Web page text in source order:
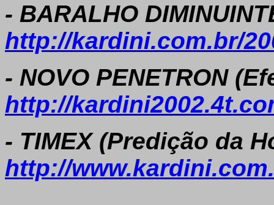
- BARALHO
http://kardini.com.br/
- NOVO PENETRON
http://
- TIMEX (Predição da
http://